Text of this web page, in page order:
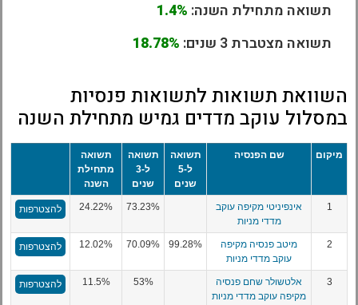
תשואה מתחילת השנה: 1.4%
תשואה מצטברת 3 שנים:
18.78%
השוואת תשואות לתשואות פנסיות
במסלול עוקב מדדים גמיש מתחילת השנה
מיקום שם הפנסיה
תשואה
ל-5
שנים
תשואה
ל-3
שנים
תשואה
מתחילת
השנה
1
אינפיניטי מקיפה עוקב
מדדי מניות
73.23%
24.22% להצטרפות
2
מיטב פנסיה מקיפה
עוקב מדדי מניות
99.28%
70.09%
12.02% להצטרפות
3
אלטשולר שחם פנסיה
מקיפה עוקב מדדי מניות
53%
11.5% להצטרפות